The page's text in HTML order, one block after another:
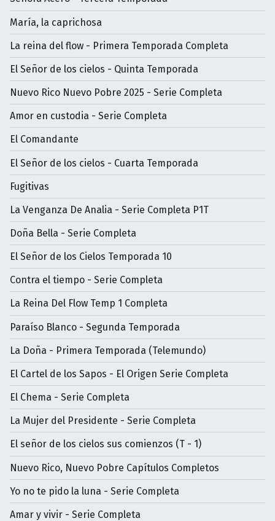
María, la caprichosa
La reina del flow - Primera Temporada Completa
El Señor de los cielos - Quinta Temporada
Nuevo Rico Nuevo Pobre 2025 - Serie Completa
Amor en custodia - Serie Completa
El Comandante
El Señor de los cielos - Cuarta Temporada
Fugitivas
La Venganza De Analia - Serie Completa P1T
Doña Bella - Serie Completa
El Señor de los Cielos Temporada 10
Contra el tiempo - Serie Completa
La Reina Del Flow Temp 1 Completa
Paraíso Blanco - Segunda Temporada
La Doña - Primera Temporada (Telemundo)
El Cartel de los Sapos - El Origen Serie Completa
El Chema - Serie Completa
La Mujer del Presidente - Serie Completa
El señor de los cielos sus comienzos (T - 1)
Nuevo Rico, Nuevo Pobre Capítulos Completos
Yo no te pido la luna - Serie Completa
Amar y vivir - Serie Completa